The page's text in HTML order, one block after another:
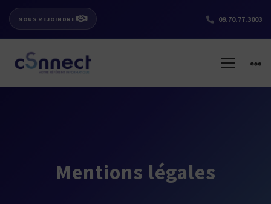
NOUS REJOINDRE 09.70.77.3003
Mentions légales